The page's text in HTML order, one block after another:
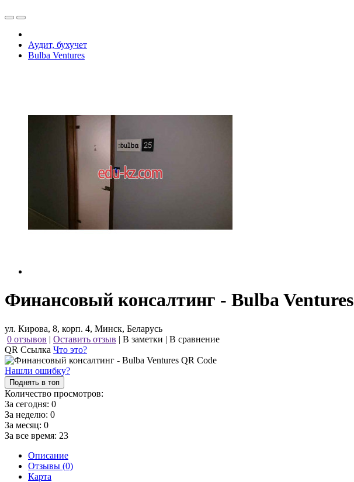
Аудит, бухучет
Bulba Ventures
Финансовый консалтинг - Bulba Ventures
ул. Кирова, 8, корп. 4, Минск, Беларусь
0 отзывов | Оставить отзыв | В заметки | В сравнение
QR Ссылка Что это?
Нашли ошибку?
Поднять в топ
Количество просмотров:
За сегодня: 0
За неделю: 0
За месяц: 0
За все время: 23
Описание
Отзывы (0)
Карта